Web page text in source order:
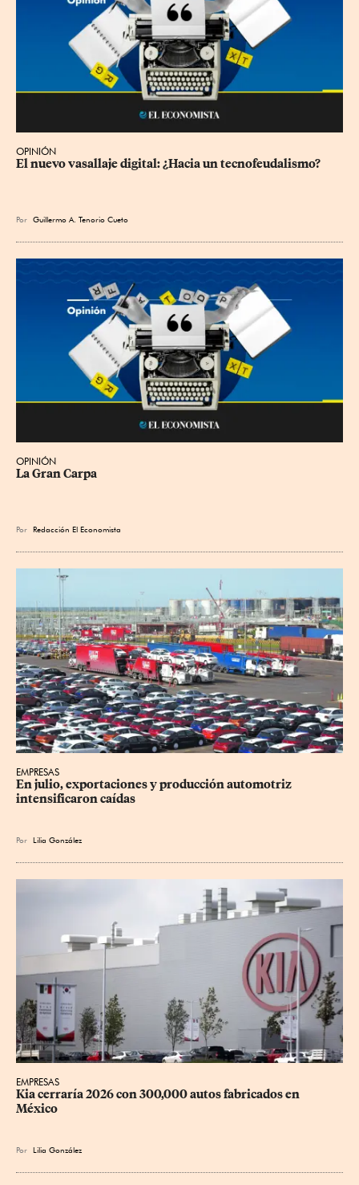
OPINIÓN
El nuevo vasallaje digital: ¿Hacia un tecnofeudalismo?
Por Guillermo A. Tenorio Cueto
OPINIÓN
La Gran Carpa
Por Redacción El Economista
EMPRESAS
En julio, exportaciones y producción automotriz
intensificaron caídas
Por Lilia González
EMPRESAS
Kia cerraría 2026 con 300,000 autos fabricados en
México
Por Lilia González